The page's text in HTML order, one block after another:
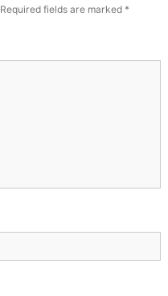
Required fields are marked *